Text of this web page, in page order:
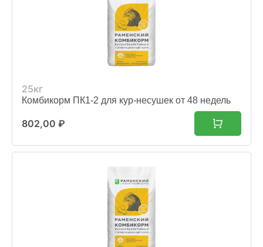
25кг
Комбикорм ПК1-2 для кур-несушек от 48 недель
802,00 ₽